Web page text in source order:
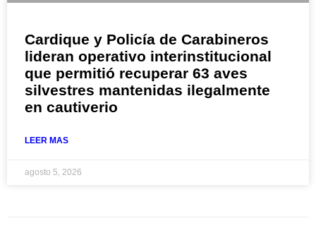
Cardique y Policía de Carabineros
lideran operativo interinstitucional
que permitió recuperar 63 aves
silvestres mantenidas ilegalmente
en cautiverio
LEER MAS
agosto 5, 2026